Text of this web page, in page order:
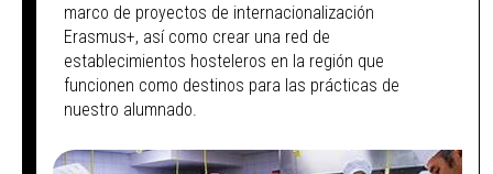
marco de proyectos de internacionalización
Erasmus+, así como crear una red de
establecimientos hosteleros en la región que
funcionen como destinos para las prácticas de
nuestro alumnado.